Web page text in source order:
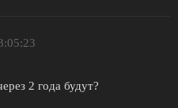
2 года будут?